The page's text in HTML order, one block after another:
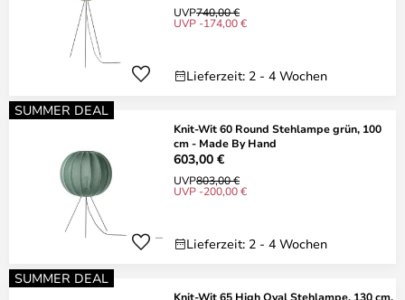
UVP740,00 €
UVP -174,00 €
Lieferzeit: 2 - 4 Wochen
SUMMER DEAL
Knit-Wit 60 Round Stehlampe grün, 100
cm - Made By Hand
603,00 €
UVP803,00 €
UVP -200,00 €
Lieferzeit: 2 - 4 Wochen
SUMMER DEAL
Knit-Wit 65 High Oval Stehlampe, 130 cm,